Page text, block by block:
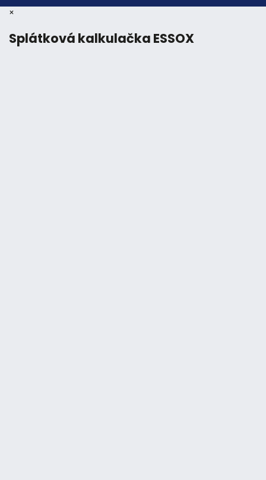
×
Splátková kalkulačka ESSOX